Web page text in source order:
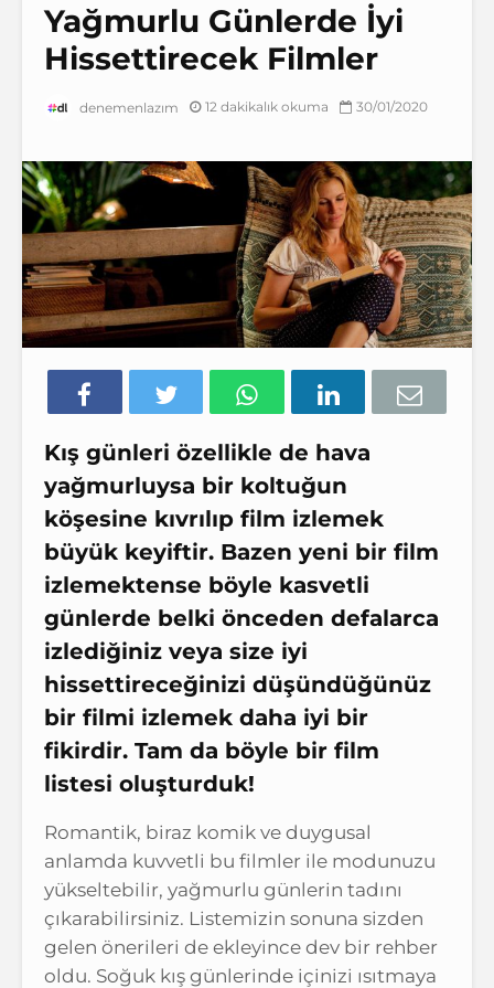
Yağmurlu Günlerde İyi
Hissettirecek Filmler
denemenlazım 12 dakikalık okuma 30/01/2020
Kış günleri özellikle de hava
yağmurluysa bir koltuğun
köşesine kıvrılıp film izlemek
büyük keyiftir. Bazen yeni bir film
izlemektense böyle kasvetli
günlerde belki önceden defalarca
izlediğiniz veya size iyi
hissettireceğinizi düşündüğünüz
bir filmi izlemek daha iyi bir
fikirdir. Tam da böyle bir film
listesi oluşturduk!
Romantik, biraz komik ve duygusal
anlamda kuvvetli bu filmler ile modunuzu
yükseltebilir, yağmurlu günlerin tadını
çıkarabilirsiniz. Listemizin sonuna sizden
gelen önerileri de ekleyince dev bir rehber
oldu. Soğuk kış günlerinde içinizi ısıtmaya